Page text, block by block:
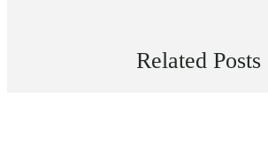
Related Posts